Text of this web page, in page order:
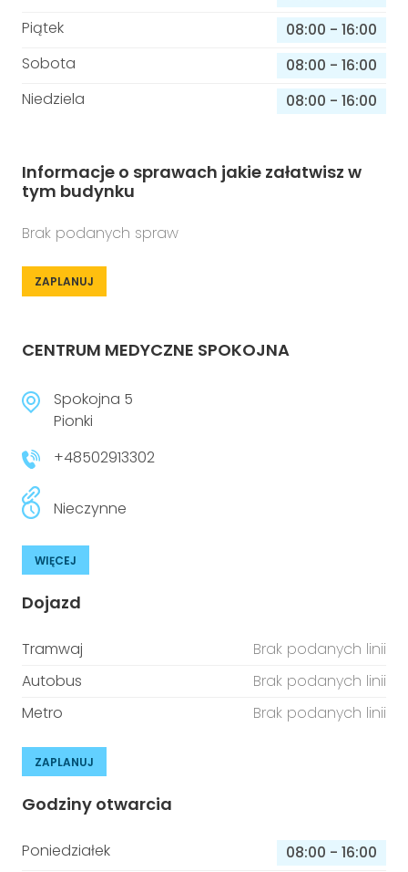
Piątek
08:00 - 16:00
Sobota
08:00 - 16:00
Niedziela
08:00 - 16:00
Informacje o sprawach jakie załatwisz w
tym budynku
Brak podanych spraw
ZAPLANUJ
CENTRUM MEDYCZNE SPOKOJNA
Spokojna 5
Pionki
+48502913302
Nieczynne
WIĘCEJ
Dojazd
Tramwaj
Brak podanych linii
Autobus
Brak podanych linii
Metro
Brak podanych linii
ZAPLANUJ
Godziny otwarcia
Poniedziałek 08:00 - 16:00